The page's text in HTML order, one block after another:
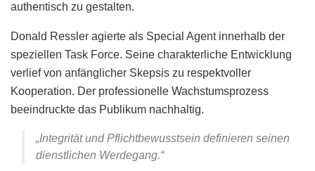
authentisch zu gestalten.
Donald Ressler agierte als Special Agent innerhalb der
speziellen Task Force. Seine charakterliche Entwicklung
verlief von anfänglicher Skepsis zu respektvoller
Kooperation. Der professionelle Wachstumsprozess
beeindruckte das Publikum nachhaltig.
„Integrität und Pflichtbewusstsein definieren seinen
dienstlichen Werdegang.“